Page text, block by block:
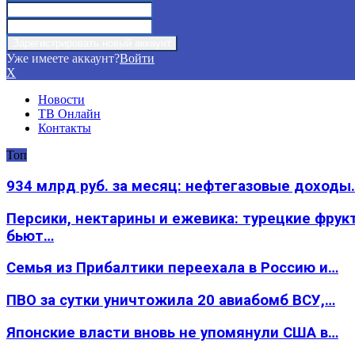
Уже имеете аккаунт?Войти
X
Новости
ТВ Онлайн
Контакты
Топ
934 млрд руб. за месяц: нефтегазовые
Персики, нектарины и ежевика: турецкие
бьют…
Семья из Прибалтики переехала в Россию и…
ПВО за сутки уничтожила 20 авиабомб ВСУ,…
Японские власти вновь не упомянули США в…